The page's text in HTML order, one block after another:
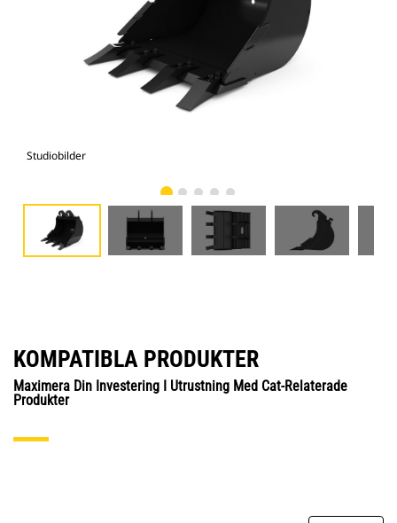
Studiobilder
KOMPATIBLA PRODUKTER
Maximera Din Investering I Utrustning Med Cat-Relaterade
Produkter